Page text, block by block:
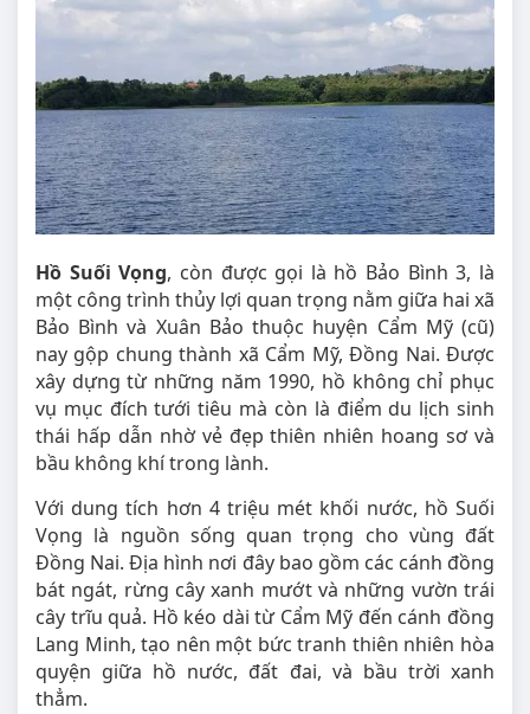
Hồ Suối Vọng, còn được gọi là hồ Bảo Bình 3, là
một công trình thủy lợi quan trọng nằm giữa hai xã
Bảo Bình và Xuân Bảo thuộc huyện Cẩm Mỹ (cũ)
nay gộp chung thành xã Cẩm Mỹ, Đồng Nai. Được
xây dựng từ những năm 1990, hồ không chỉ phục
vụ mục đích tưới tiêu mà còn là điểm du lịch sinh
thái hấp dẫn nhờ vẻ đẹp thiên nhiên hoang sơ và
bầu không khí trong lành.
Với dung tích hơn 4 triệu mét khối nước, hồ Suối
Vọng là nguồn sống quan trọng cho vùng đất
Đồng Nai. Địa hình nơi đây bao gồm các cánh đồng
bát ngát, rừng cây xanh mướt và những vườn trái
cây trĩu quả. Hồ kéo dài từ Cẩm Mỹ đến cánh đồng
Lang Minh, tạo nên một bức tranh thiên nhiên hòa
quyện giữa hồ nước, đất đai, và bầu trời xanh
thẳm.